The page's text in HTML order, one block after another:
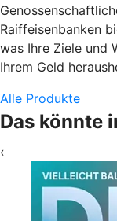
Raiffeisenbanken
was Ihre Ziele und
Ihrem Geld
Alle Produkte
Das könnte
‹